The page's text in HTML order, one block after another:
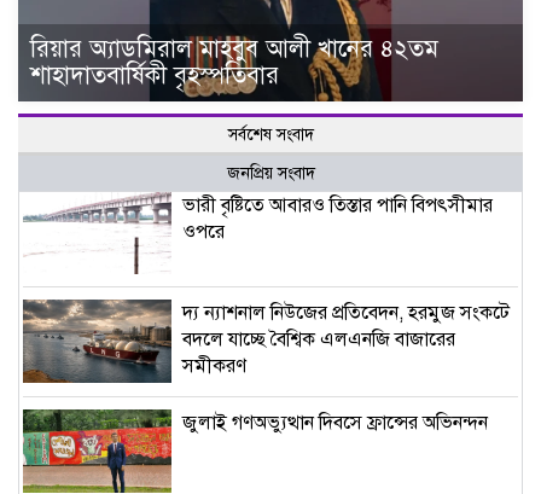
রিয়ার অ্যাডমিরাল মাহবুব আলী খানের ৪২তম
শাহাদাতবার্ষিকী বৃহস্পতিবার
সর্বশেষ সংবাদ
জনপ্রিয় সংবাদ
ভারী বৃষ্টিতে আবারও তিস্তার পানি বিপৎসীমার
ওপরে
দ্য ন্যাশনাল নিউজের প্রতিবেদন, হরমুজ সংকটে
বদলে যাচ্ছে বৈশ্বিক এলএনজি বাজারের
সমীকরণ
জুলাই গণঅভ্যুত্থান দিবসে ফ্রান্সের অভিনন্দন